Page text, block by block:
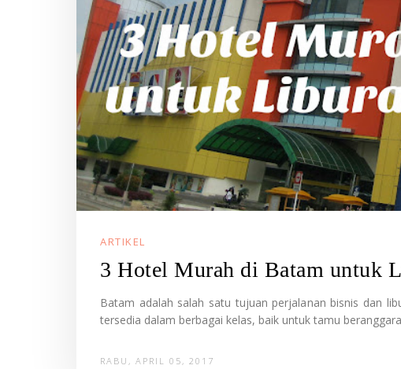
ARTIKEL
3 Hotel Murah di Batam untuk
Batam adalah salah satu tujuan perjalanan bisnis dan
tersedia dalam berbagai kelas, baik untuk tamu
RABU, APRIL 05, 2017